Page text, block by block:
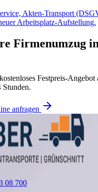
Akten-Transport
Arbeitsplatz-Aufstellung.
Firmenumzug in
Festpreis-
Stunden.
anfragen
08 700